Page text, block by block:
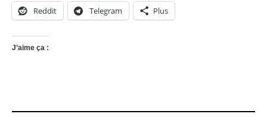
Reddit Telegram Plus
J’aime ça :